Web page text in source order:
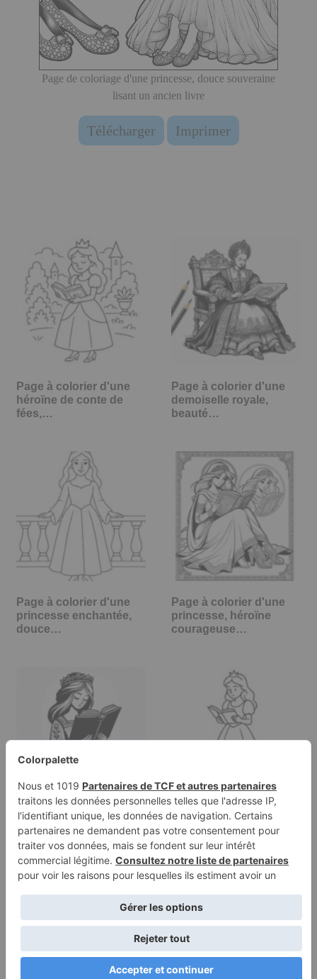
Page de coloriage d'une princesse, douce souveraine
lisant un ancien livre
Télécharger Imprimer
Page à colorier d'une
héroïne de conte de
fées,…
Page à colorier d'une
demoiselle royale,
beauté…
Page à colorier d'une
princesse enchantée,
douce…
Page à colorier d'une
princesse, héroïne
courageuse…
Page à colorier d'une
demoiselle royale,
gentille…
Page à colorier d'une
demoiselle royale,
héroïne…